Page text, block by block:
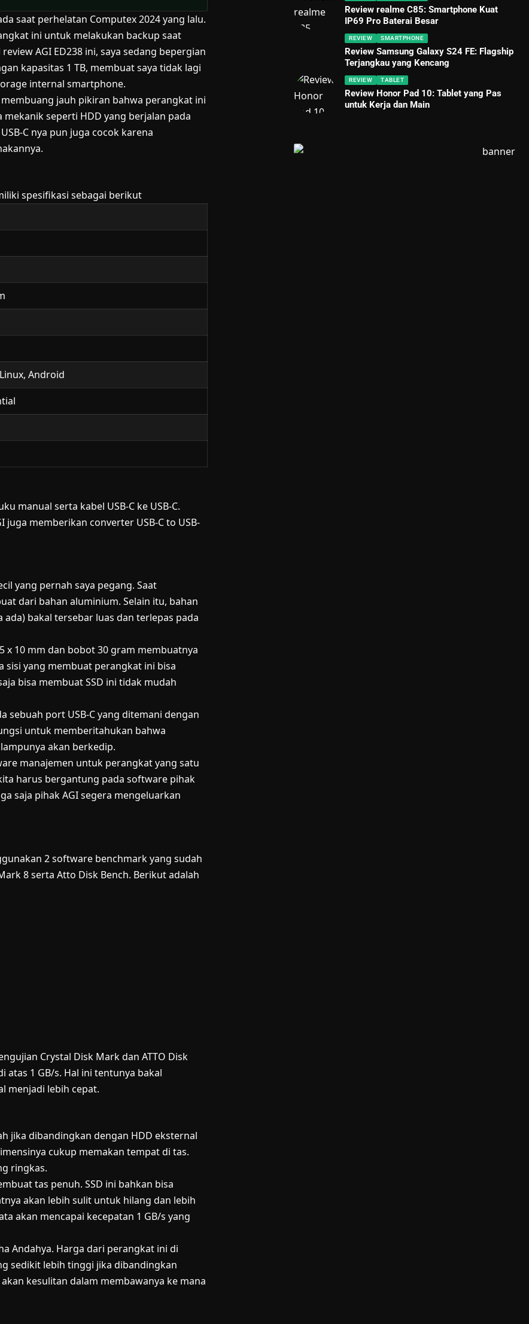
saat perhelatan Computex 2024yang lalu.
ini untuk melakukan backup saat
AGI ED238 ini, saya sedang bepergian
kapasitas 1 TB, membuat saya tidak lagi
internal smartphone.
jauh pikiran bahwa perangkat ini
seperti HDD yang berjalan pada
C nya pun juga cocok karena
spesifikasi sebagai berikut
Android
manual serta kabel USB-C ke USB-C.
juga memberikan converter USB-C to USB-
yang pernah saya pegang. Saat
dari bahan aluminium. Selain itu, bahan
bakal tersebar luas dan terlepas pada
x 10 mm dan bobot 30 gram membuatnya
sisi yang membuat perangkat ini bisa
bisa membuat SSD ini tidak mudah
sebuah port USB-C yang ditemani dengan
untuk memberitahukan bahwa
akan berkedip.
manajemen untuk perangkat yang satu
harus bergantung pada software pihak
saja pihak AGI segera mengeluarkan
2 software benchmark yang sudah
8 serta Atto Disk Bench. Berikut adalah
Crystal Disk Mark dan ATTO Disk
atas 1 GB/s. Hal ini tentunya bakal
menjadi lebih cepat.
jika dibandingkan dengan HDD eksternal
cukup memakan tempat di tas.
ringkas.
tas penuh. SSD ini bahkan bisa
akan lebih sulit untuk hilang dan lebih
akan mencapai kecepatan 1 GB/s yang
Andahya. Harga dari perangkat ini di
sedikit lebih tinggi jika dibandingkan
kesulitan dalam membawanya ke mana
Review realme C85: Smartphone Kuat
IP69 Pro Baterai Besar
REVIEW SMARTPHONE
Review Samsung Galaxy S24 FE: Flagship
Terjangkau yang Kencang
REVIEW TABLET
Review Honor Pad 10: Tablet yang Pas
untuk Kerja dan Main